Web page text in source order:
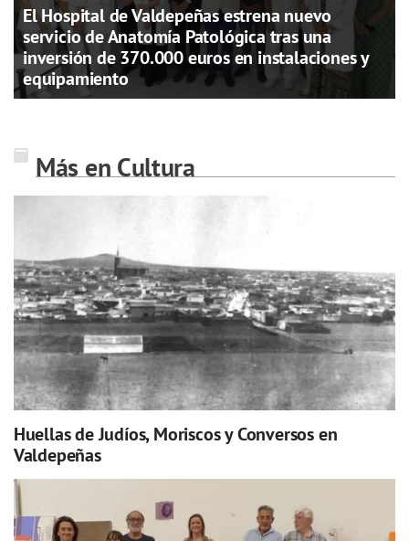
El Hospital de Valdepeñas estrena nuevo
servicio de Anatomía Patológica tras una
inversión de 370.000 euros en instalaciones y
equipamiento
Más en Cultura
Huellas de Judíos, Moriscos y Conversos en
Valdepeñas